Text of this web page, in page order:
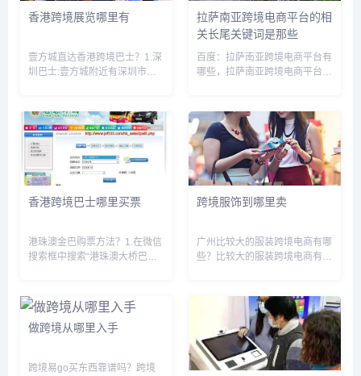
香港跨境展览哪里有
壹方城直达香港跨境巴士？1.深
圳巴士:壹方城附近有深圳市公
往目的地。2.香港巴士:壹方城附
近有香港的口岸,可以直接步行
或乘坐出租车前往,然后再乘...
拉萨南亚跨境电商平台的相
关长尾关键词是那些
百度：拉萨南亚跨境电商平台有
哪些，拉萨南亚跨境电商平台怎
藏拉萨2026年跨境物资交流会
什么时候，拉萨电商产业园，拉
萨有哪些电商公司搜狗：沙特阿
拉...
香港跨境巴士哪里买票
港珠澳金巴购票方法？1.在微信
搜索框中搜索“港珠澳大桥巴士”,
务。3.在弹出的界面选择穿梭巴
士。4.根据自身需要选择车程5.
确定好要买的票后，勾...
跨境服饰到哪里卖
广州比较大的服装跨境电商有哪
些？比较大的服装跨境电商有淘
线购物平台,诞生于2011年,总部
位于广州。淘宝国际是淘宝网全
球市场的门户,发起从欧美市...
做跨境从哪里入手
跨境易go买东西靠谱吗？跨境